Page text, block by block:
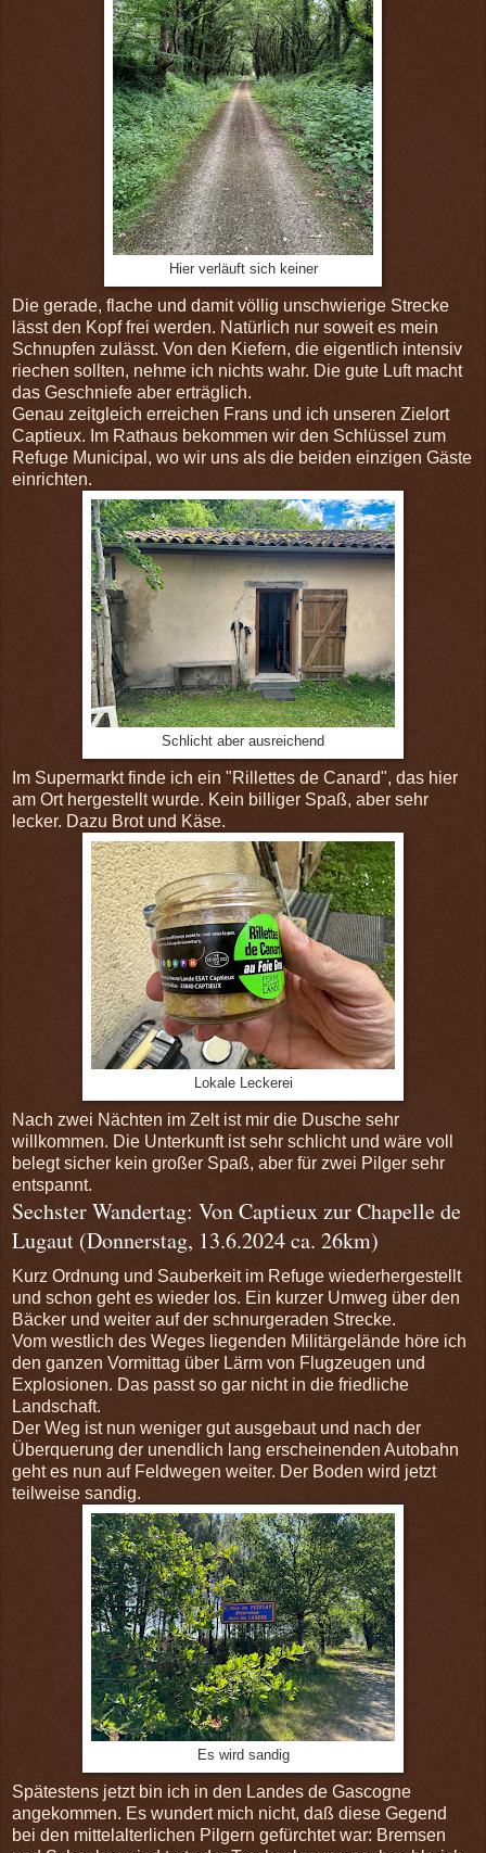
Hier verläuft sich keiner
Die gerade, flache und damit völlig unschwierige Strecke
lässt den Kopf frei werden. Natürlich nur soweit es mein
Schnupfen zulässt. Von den Kiefern, die eigentlich intensiv
riechen sollten, nehme ich nichts wahr. Die gute Luft macht
das Geschniefe aber erträglich.
Genau zeitgleich erreichen Frans und ich unseren Zielort
Captieux. Im Rathaus bekommen wir den Schlüssel zum
Refuge Municipal, wo wir uns als die beiden einzigen Gäste
einrichten.
Schlicht aber ausreichend
Im Supermarkt finde ich ein "Rillettes de Canard", das hier
am Ort hergestellt wurde. Kein billiger Spaß, aber sehr
lecker. Dazu Brot und Käse.
Lokale Leckerei
Nach zwei Nächten im Zelt ist mir die Dusche sehr
willkommen. Die Unterkunft ist sehr schlicht und wäre voll
belegt sicher kein großer Spaß, aber für zwei Pilger sehr
entspannt.
Sechster Wandertag: Von Captieux zur Chapelle de
Lugaut (Donnerstag, 13.6.2024 ca. 26km)
Kurz Ordnung und Sauberkeit im Refuge wiederhergestellt
und schon geht es wieder los. Ein kurzer Umweg über den
Bäcker und weiter auf der schnurgeraden Strecke.
Vom westlich des Weges liegenden Militärgelände höre ich
den ganzen Vormittag über Lärm von Flugzeugen und
Explosionen. Das passt so gar nicht in die friedliche
Landschaft.
Der Weg ist nun weniger gut ausgebaut und nach der
Überquerung der unendlich lang erscheinenden Autobahn
geht es nun auf Feldwegen weiter. Der Boden wird jetzt
teilweise sandig.
Es wird sandig
Spätestens jetzt bin ich in den Landes de Gascogne
angekommen. Es wundert mich nicht, daß diese Gegend
bei den mittelalterlichen Pilgern gefürchtet war: Bremsen